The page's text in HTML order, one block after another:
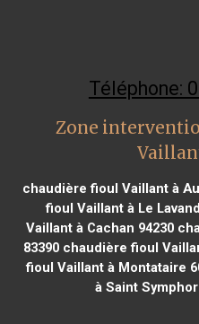
Téléphone:
Zone
chaudière fioul Vaillant à
fioul Vaillant à Le
Vaillant à Cachan 94230
83390 chaudière fioul
fioul Vaillant à Montataire
à Saint